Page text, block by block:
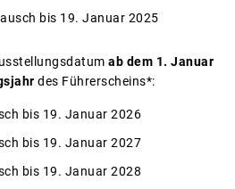
bis 19. Januar 2025
ab dem 1. Januar
des Führerscheins*:
bis 19. Januar 2026
bis 19. Januar 2027
bis 19. Januar 2028